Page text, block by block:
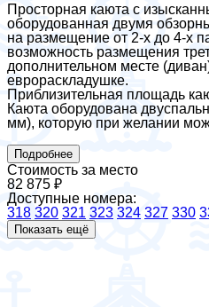
Просторная каюта с
оборудованная двумя
на размещение от 2-х до 4-х
возможность размещения
дополнительном месте
еврораскладушке.
Приблизительная площадь
Каюта оборудована
мм), которую при желании
Подробнее
Стоимость за место
82 875 ₽
Доступные номера:
318 320 321 323 324 327 330
Показать ещё